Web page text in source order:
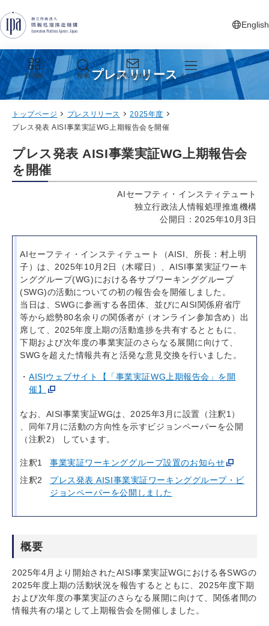
English
新しいタ
目的別 検索 お問い合わせ メニュー
プレスリリース
トップページ プレスリリース
2025年度
プレス発表 AISI事業実証WG上期報告会を開催
プレス発表 AISI事業実証WG上期報告会
を開催
AIセーフティ・インスティテュート
独立行政法人情報処理推進機構
公開日：2025年10月3日
AIセーフティ・インスティテュート（AISI、所長：村上明
子）は、2025年10月2日（木曜日）、AISI事業実証ワーキ
ンググループ(WG)における各サブワーキンググループ
(SWG)の活動についての初の報告会を開催しました。
当日は、SWGに参画する各団体、並びにAISI関係府省庁
等から総勢80名余りの関係者が（オンライン参加含め）出
席して、2025年度上期の活動進捗を共有するとともに、
下期および次年度の事業実証のさらなる展開に向けて、
SWGを超えた情報共有と活発な意見交換を行いました。
AISIウェブサイト【「事業実証WG上期報告会」を開
催】
なお、AISI事業実証WGは、2025年3月に設置（注釈1）
、同年7月に活動の方向性を示すビジョンペーパーを公開
（注釈2） しています。
注釈1
事業実証ワーキンググループ設置のお知らせ
注釈2
プレス発表 AISI事業実証ワーキンググループ・ビ
ジョンペーパーを公開しました
概要
2025年4月より開始されたAISI事業実証WGにおける各SWGの
2025年度上期の活動状況を報告するとともに、2025年度下期
および次年度の事業実証のさらなる展開に向けて、関係者間の
情報共有の場として上期報告会を開催しました。